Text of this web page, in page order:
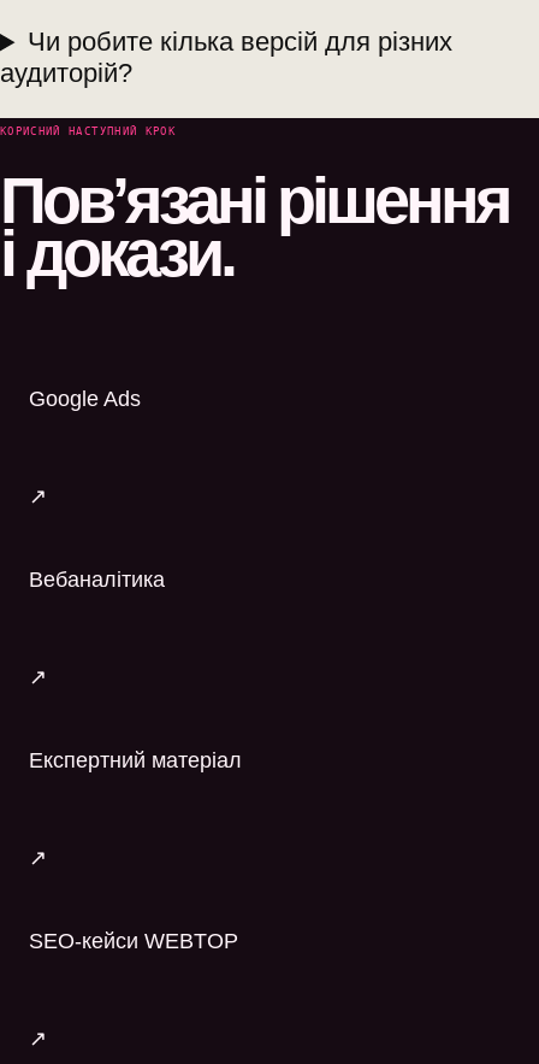
Чи робите кілька версій для різних
аудиторій?
КОРИСНИЙ НАСТУПНИЙ КРОК
Пов’язані рішення
і докази.
Google Ads
↗
Вебаналітика
↗
Експертний матеріал
↗
SEO-кейси WEBTOP
↗